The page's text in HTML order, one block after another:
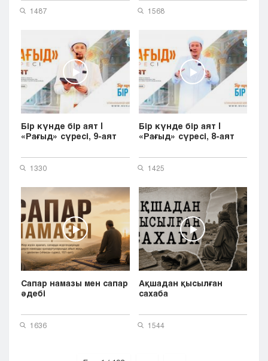
1487 1568
Бір күнде бір аят |
«Рағыд» сүресі, 9-аят
1330
Бір күнде бір аят |
«Рағыд» сүресі, 8-аят
1425
Сапар намазы мен сапар
әдебі
1636
Ақшадан қысылған
сахаба
1544